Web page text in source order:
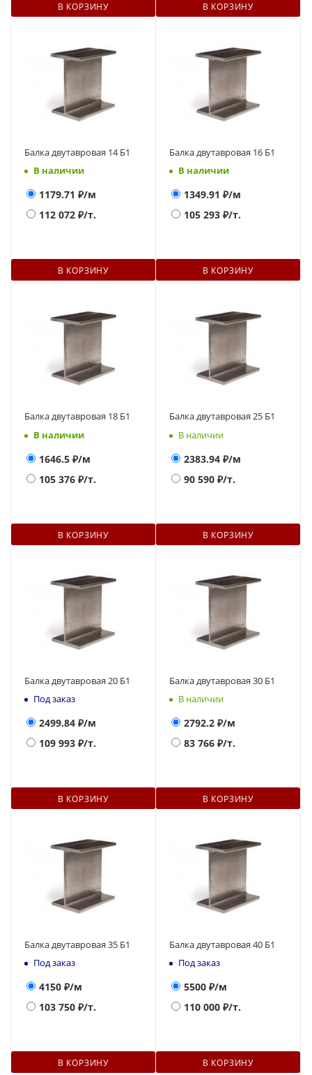
В КОРЗИНУ В КОРЗИНУ
Балка двутавровая 14 Б1
В наличии
1179.71 ₽/м
112 072 ₽/т.
В КОРЗИНУ
Балка двутавровая 16 Б1
В наличии
1349.91 ₽/м
105 293 ₽/т.
В КОРЗИНУ
Балка двутавровая 18 Б1
В наличии
1646.5 ₽/м
105 376 ₽/т.
В КОРЗИНУ
Балка двутавровая 25 Б1
В наличии
2383.94 ₽/м
90 590 ₽/т.
В КОРЗИНУ
Балка двутавровая 20 Б1
Под заказ
2499.84 ₽/м
109 993 ₽/т.
В КОРЗИНУ
Балка двутавровая 30 Б1
В наличии
2792.2 ₽/м
83 766 ₽/т.
В КОРЗИНУ
Балка двутавровая 35 Б1
Под заказ
4150 ₽/м
103 750 ₽/т.
В КОРЗИНУ
Балка двутавровая 40 Б1
Под заказ
5500 ₽/м
110 000 ₽/т.
В КОРЗИНУ